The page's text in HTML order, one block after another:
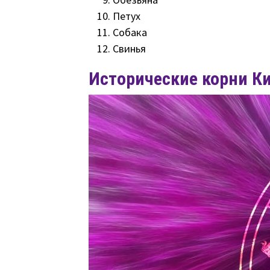
Петух
Собака
Свинья
Исторические корни